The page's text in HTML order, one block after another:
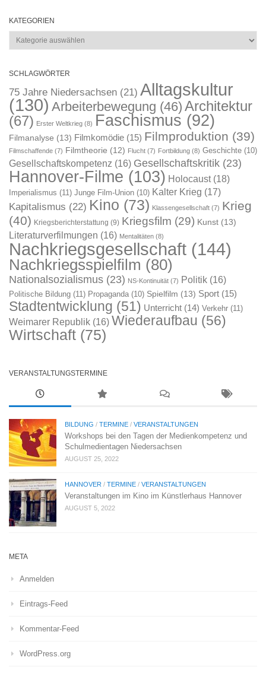
KATEGORIEN
Kategorien
SCHLAGWÖRTER
75 Jahre Niedersachsen (21) Alltagskultur
(130) Arbeiterbewegung (46) Architektur
(67) Erster Weltkrieg (8) Faschismus (92)
Filmanalyse (13) Filmkomödie (15) Filmproduktion (39)
Filmschaffende (7) Filmtheorie (12) Flucht (7) Fortbildung (8) Geschichte (10)
Gesellschaftskompetenz (16) Gesellschaftskritik (23)
Hannover-Filme (103) Holocaust(18)
Imperialismus (11) Junge Film-Union (10) Kalter Krieg (17)
Kapitalismus (22) Kino (73) Klassengesellschaft (7) Krieg
(40) Kriegsberichterstattung (9) Kriegsfilm (29) Kunst (13)
Literaturverfilmungen (16) Mentalitäten (8)
Nachkriegsgesellschaft (144)
Nachkriegsspielfilm (80)
Nationalsozialismus (23) NS-Kontinuität (7) Politik (16)
Politische Bildung (11) Propaganda (10) Spielfilm (13) Sport (15)
Stadtentwicklung (51) Unterricht (14) Verkehr (11)
Weimarer Republik (16) Wiederaufbau (56)
Wirtschaft (75)
VERANSTALTUNGSTERMINE
BILDUNG / TERMINE / VERANSTALTUNGEN
Workshops bei den Tagen der Medienkompetenz und
Schulmedientagen Niedersachsen
AUGUST 25, 2022
HANNOVER / TERMINE / VERANSTALTUNGEN
Veranstaltungen im Kino im Künstlerhaus Hannover
AUGUST 5, 2022
META
Anmelden
Eintrags-Feed
Kommentar-Feed
WordPress.org